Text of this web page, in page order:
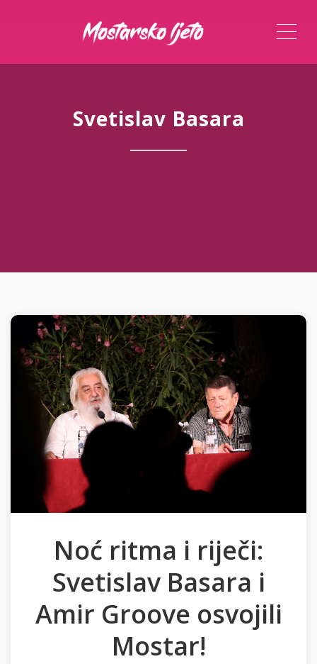
Svetislav Basara
Noć ritma i riječi:
Svetislav Basara i
Amir Groove osvojili
Mostar!